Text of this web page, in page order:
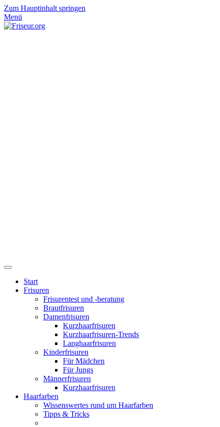
Zum Hauptinhalt springen
Menü
Start
Frisuren
Frisurentest und -beratung
Brautfrisuren
Damenfrisuren
Kurzhaarfrisuren
Kurzhaarfrisuren-Trends
Langhaarfrisuren
Kinderfrisuren
Für Mädchen
Für Jungs
Männerfrisuren
Kurzhaarfrisuren
Haarfarben
Wissenswertes rund um Haarfarben
Tipps & Tricks